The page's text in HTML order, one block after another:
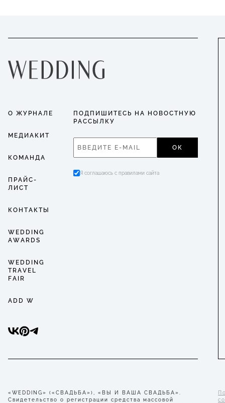
О ЖУРНАЛЕ
МЕДИАКИТ
КОМАНДА
ПРАЙС-
ЛИСТ
КОНТАКТЫ
WEDDING
AWARDS
WEDDING
TRAVEL
FAIR
ADD W
ПОДПИШИТЕСЬ НА НОВОСТНУЮ
РАССЫЛКУ
ОК
Я соглашаюсь с правилами сайта
«WEDDING» («СВАДЬБА»), «ВЫ И ВАША СВАДЬБА».
Свидетельство о регистрации средства массовой